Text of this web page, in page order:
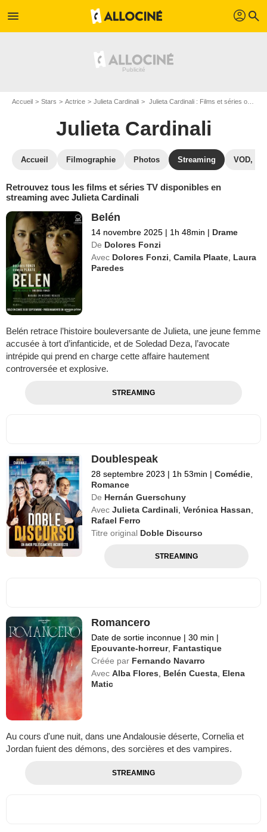
menu profil search
Accueil Stars Actrice Julieta Cardinali Julieta Cardinali : Films et séries online
Julieta Cardinali
Accueil Filmographie Photos Streaming VOD,
Retrouvez tous les films et séries TV disponibles en
streaming avec Julieta Cardinali
Belén
14 novembre 2025 | 1h 48min | Drame
De Dolores Fonzi
Avec Dolores Fonzi ,Camila Plaate Laura
Paredes
Belén retrace l’histoire bouleversante de Julieta, une jeune femme
accusée à tort d’infanticide, et de Soledad Deza, l’avocate
intrépide qui prend en charge cette affaire hautement
controversée et explosive.
STREAMING
Doublespeak
28 septembre 2023 | 1h 53min | Comédie
Romance
De Hernán Guerschuny
Avec Julieta Cardinali ,Verónica Hassan
Rafael Ferro
Titre original Doble Discurso
STREAMING
Romancero
Date de sortie inconnue | 30 min |
Epouvante-horreur, Fantastique
Créée par Fernando Navarro
Avec Alba Flores Belén Cuesta Elena
Matic
Au cours d'une nuit, dans une Andalousie déserte, Cornelia et
Jordan fuient des démons, des sorcières et des vampires.
STREAMING